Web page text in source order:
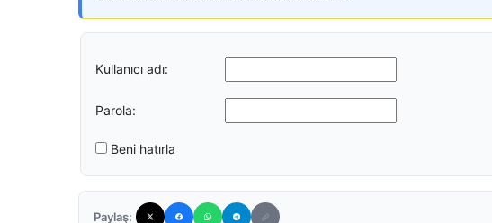
Kullanıcı adı:
Parola:
Beni hatırla
Paylaş: